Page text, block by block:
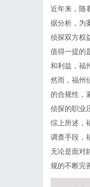
近年来，随
据分析，为
侦探双方权
值得一提的
和利益，福
然而，福州
的合规性，
侦探的职业
综上所述，
调查手段，
无论是面对
规的不断完